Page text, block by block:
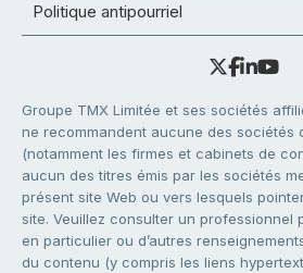
Politique antipourriel
Groupe TMX Limitée et ses sociétés
ne recommandent aucune des sociétés
(notamment les firmes et cabinets de
aucun des titres émis par les sociétés
présent site Web ou vers lesquels
site. Veuillez consulter un professionnel
en particulier ou d’autres
du contenu (y compris les liens